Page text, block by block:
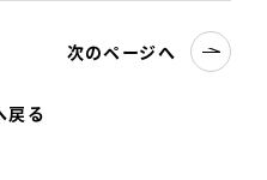
戻る
次のページへ